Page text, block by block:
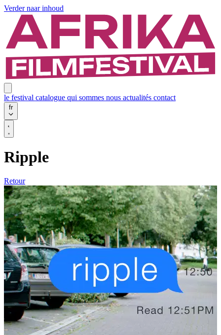
Verder naar inhoud
le festival catalogue qui sommes nous actualités contact
fr
Ripple
Retour